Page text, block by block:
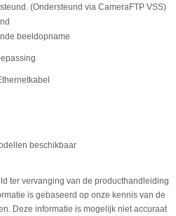
(Ondersteund via CameraFTP VSS)
beeldopname
beschikbaar
ter vervanging van de producthandleiding
is gebaseerd op onze kennis van de
Deze informatie is mogelijk niet accuraat